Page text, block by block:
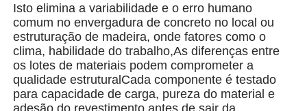
notícias
Todos os casos
Pedir um orçamento
Isto elimina a variabilidade e o erro humano
comum no envergadura de concreto no local ou
estruturação de madeira, onde fatores como o
clima, habilidade do trabalho,As diferenças entre
os lotes de materiais podem comprometer a
qualidade estruturalCada componente é testado
para capacidade de carga, pureza do material e
adesão do revestimento antes de sair da